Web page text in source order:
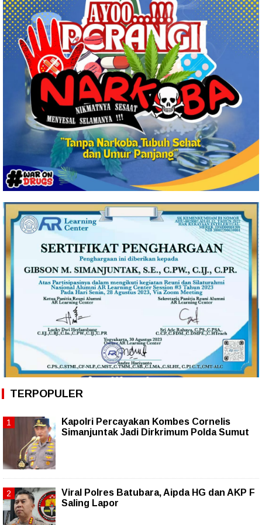
TERPOPULER
Kapolri Percayakan Kombes Cornelis
Simanjuntak Jadi Dirkrimum Polda Sumut
Viral Polres Batubara, Aipda HG dan AKP F
Saling Lapor